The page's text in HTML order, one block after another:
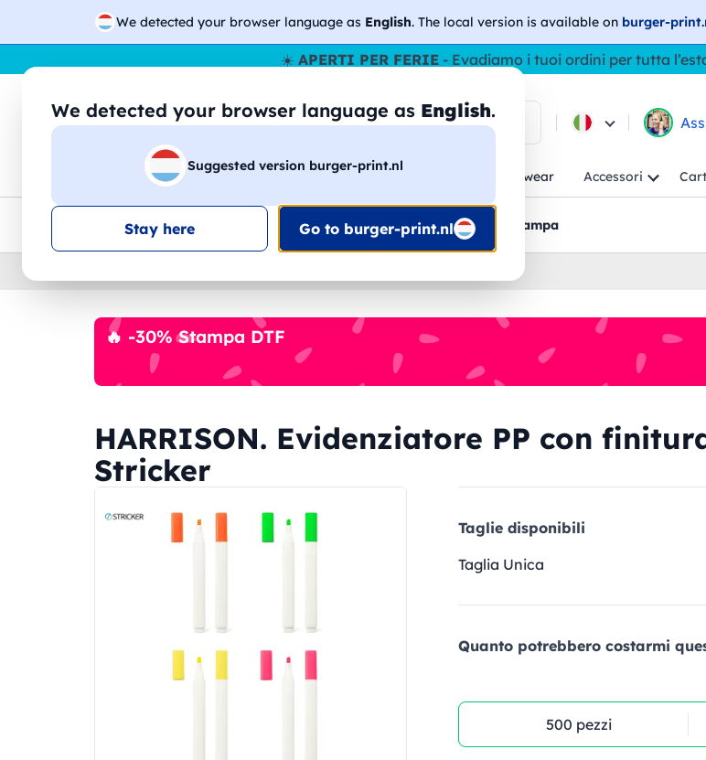
We detected your browser language as English. The local version is available on burger-
We detected your browser language as English.
Suggested version burger-print.nl
Stay here Go to burger-print.nl
☀️ APERTI PER FERIE- Evadiamo i tuoi ordini per tutta
🔎 Cerca tra i prodotti
Magliette Felpe Uomo Donna Workwear Accessori
Consegna gratis Sconti quantitàAssistenza clientiBozzetti pre-stampa
🔥 -30% Stampa DTF
HARRISON. Evidenziatore PP con
Stricker
Taglie disponibili
Taglia Unica
Quanto potrebbero costarmi
500 pezzi